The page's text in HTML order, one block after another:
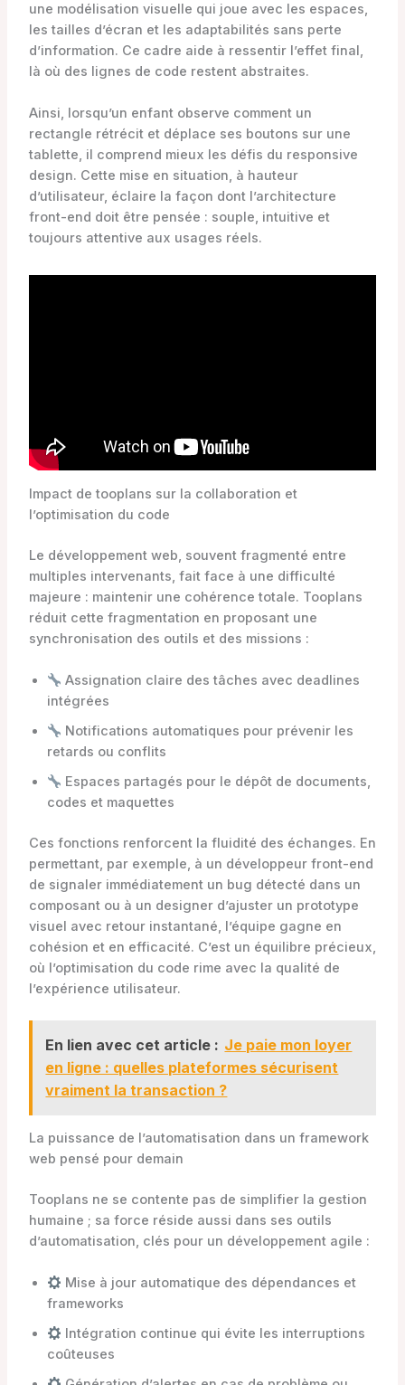
une modélisation visuelle qui joue avec les espaces,
les tailles d’écran et les adaptabilités sans perte
d’information. Ce cadre aide à ressentir l’effet final,
là où des lignes de code restent abstraites.
Ainsi, lorsqu’un enfant observe comment un
rectangle rétrécit et déplace ses boutons sur une
tablette, il comprend mieux les défis du responsive
design. Cette mise en situation, à hauteur
d’utilisateur, éclaire la façon dont l’architecture
front-end doit être pensée : souple, intuitive et
toujours attentive aux usages réels.
Impact de tooplans sur la collaboration et
l’optimisation du code
Le développement web, souvent fragmenté entre
multiples intervenants, fait face à une difficulté
majeure : maintenir une cohérence totale. Tooplans
réduit cette fragmentation en proposant une
synchronisation des outils et des missions :
Assignation claire des tâches avec deadlines
intégrées
Notifications automatiques pour prévenir les
retards ou conflits
Espaces partagés pour le dépôt de documents,
codes et maquettes
Ces fonctions renforcent la fluidité des échanges. En
permettant, par exemple, à un développeur front-end
de signaler immédiatement un bug détecté dans un
composant ou à un designer d’ajuster un prototype
visuel avec retour instantané, l’équipe gagne en
cohésion et en efficacité. C’est un équilibre précieux,
où l’optimisation du code rime avec la qualité de
l’expérience utilisateur.
En lien avec cet article : Je paie mon loyer
en ligne : quelles plateformes sécurisent
vraiment la transaction ?
La puissance de l’automatisation dans un framework
web pensé pour demain
Tooplans ne se contente pas de simplifier la gestion
humaine ; sa force réside aussi dans ses outils
d’automatisation, clés pour un développement agile :
Mise à jour automatique des dépendances et
frameworks
Intégration continue qui évite les interruptions
coûteuses